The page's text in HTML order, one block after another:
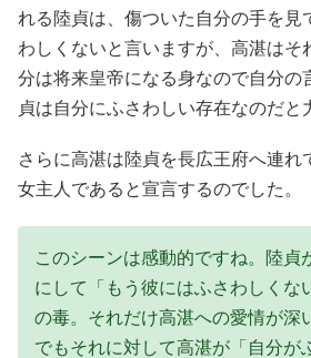
れる陸貞は、傷ついた自分の手を見
わしくないと言いますが、高湛はそ
分は将来皇帝になる身なので自分の
貞は自分にふさわしい存在なのだと
さらに高湛は陸貞を長広王府へ連れ
女主人であると宣言するのでした。
このシーンは感動的ですね。陸貞
にして「もう彼にはふさわしくな
の毒。それだけ高湛への愛情が深
でもそれに対して高湛が「自分が